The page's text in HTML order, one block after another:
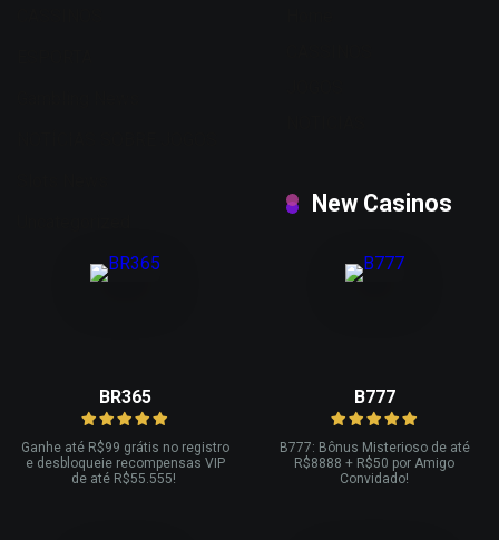
New Casinos
BR365
Ganhe até R$99 grátis no registro
e desbloqueie recompensas VIP
de até R$55.555!
B777
B777: Bônus Misterioso de até
R$8888 + R$50 por Amigo
Convidado!